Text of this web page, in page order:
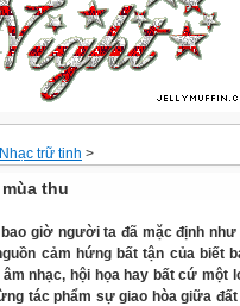
Nhạc trữ tinh >
thu
giờ người ta đã mặc định
cảm hứng bất tận của biết
nhạc, hội họa hay bất cứ một
tác phẩm sự giao hòa giữa